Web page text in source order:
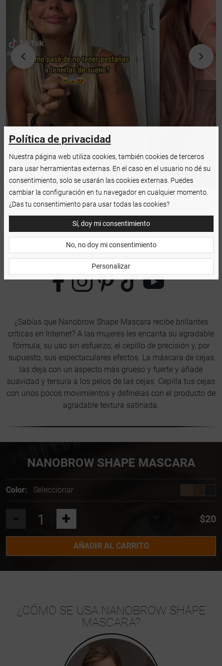
¿Sabías que Nanobrow Shape Mascara recibe brillantes
críticas en Internet? A las mujeres les encanta su agradable
fórmula, su uso sin esfuerzo, el cepillo de precisión y, por
supuesto, sus espectaculares efectos. La máscara de cejas
las deja con un aspecto más grueso y fuerte y añade
suavidad y tersura a los pelos de las cejas. Cepilla tus cejas
con unos pocos movimientos y defínelas con el producto de
agradable textura satinada.
NANOBROW SHAPE MASCARA
Color: Seleccionar
+ $20
AÑADIR AL CARRITO
¿CÓMO SE USA NANOBROW SHAPE
MASCARA?
Política de privacidad
Nuestra página web utiliza cookies, también cookies de terceros
para usar herramientas externas. En el caso en el usuario no dé su
consentimiento, solo se usarán las cookies externas. Puedes
cambiar la configuración en tu navegador en cualquier momento.
¿Das tu consentimiento para usar todas las cookies?
Sí, doy mi consentimiento
No, no doy mi consentimiento
Personalizar